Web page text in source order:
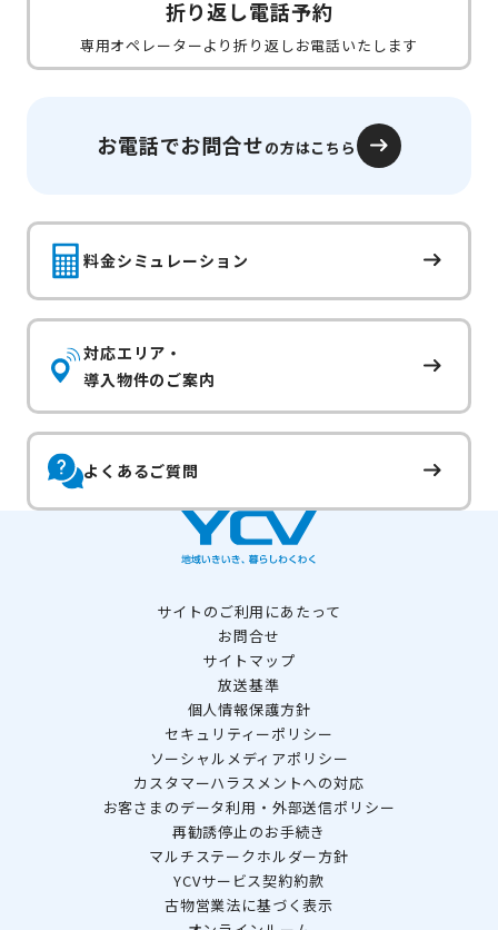
折り返し電話予約
専用オペレーターより折り返しお電話いたします
お電話でお問合せの方はこちら
料金シミュレーション
対応エリア・
導入物件のご案内
よくあるご質問
サイトのご利用にあたって
お問合せ
サイトマップ
放送基準
個人情報保護方針
セキュリティーポリシー
ソーシャルメディアポリシー
カスタマーハラスメントへの対応
お客さまのデータ利用・外部送信ポリシー
再勧誘停止のお手続き
マルチステークホルダー方針
YCVサービス契約約款
古物営業法に基づく表示